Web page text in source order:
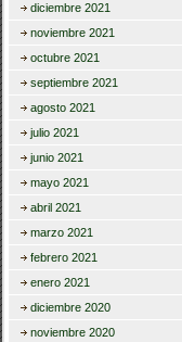
diciembre 2021
noviembre 2021
octubre 2021
septiembre 2021
agosto 2021
julio 2021
junio 2021
mayo 2021
abril 2021
marzo 2021
febrero 2021
enero 2021
diciembre 2020
noviembre 2020